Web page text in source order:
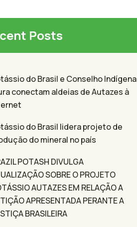
Posts
do Brasil e Conselho Indígena
conectam aldeias de Autazes à
do Brasil lidera projeto de
do mineral no país
POTASH DIVULGA
SOBRE O PROJETO
AUTAZES EM RELAÇÃO A
APRESENTADA PERANTE A
BRASILEIRA